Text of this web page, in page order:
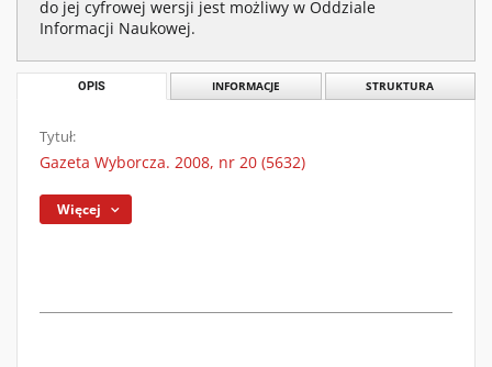
do jej cyfrowej wersji jest możliwy w Oddziale
Informacji Naukowej.
OPIS INFORMACJE STRUKTURA
Tytuł:
Gazeta Wyborcza. 2008, nr 20 (5632)
Więcej